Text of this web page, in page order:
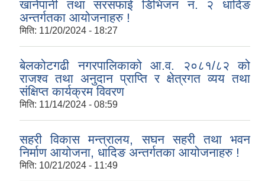
खानेपानी तथा सरसफाई डिभिजन नं. २ धादिङ
अन्तर्गतका आयोजनाहरु !
मिति: 11/20/2024 - 18:27
बेलकोटगढी नगरपालिकाको आ.व. २०८१/८२ को
राजश्व तथा अनुदान प्राप्ति र क्षेत्रगत व्यय तथा
संक्षिप्त कार्यक्रम विवरण
मिति: 11/14/2024 - 08:59
सहरी विकास मन्त्रालय, सघन सहरी तथा भवन
निर्माण आयोजना, धादिङ अन्तर्गतका आयोजनाहरु !
मिति: 10/21/2024 - 11:49